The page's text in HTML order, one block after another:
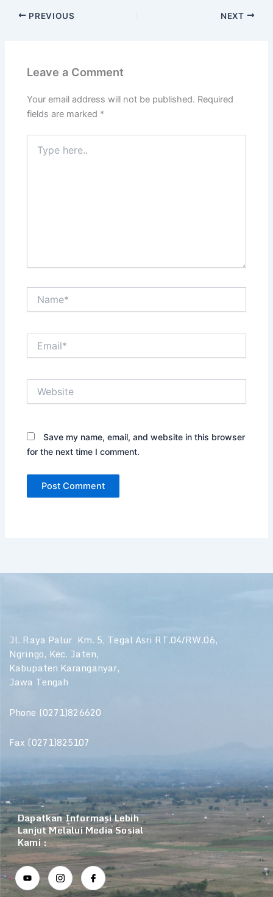
PREVIOUS NEXT
Leave a Comment
Your email address will not be published. Required
fields are marked *
here..
Save my name, email, and website in this browser
for the next time I comment.
Jl. Raya Palur Km. 5, Tegal Asri RT.04/RW.06,
Ngringo, Kec. Jaten,
Kabupaten Karanganyar,
Jawa Tengah
Phone (0271)826620
Fax (0271)825107
Dapatkan Informasi Lebih
Lanjut Melalui Media Sosial
Kami :